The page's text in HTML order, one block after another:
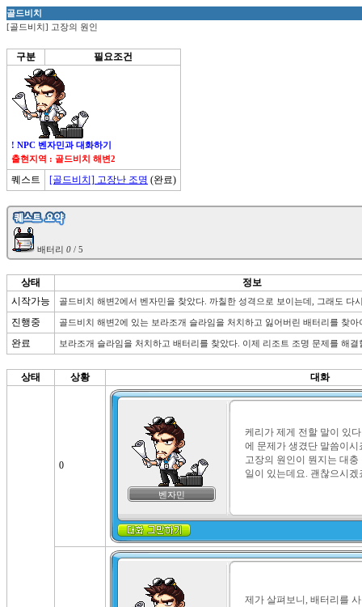
골드비치
[골드비치] 고장의 원인
구분 필요조건
! NPC 벤자민과 대화하기
출현지역 : 골드비치 해변2
퀘스트 [골드비치] 고장난 조명 (완료)
배터리 0
상태
정보
시작가능
골드비치 해변2에서 벤자민을 찾았다. 까칠한 성격으로 보이는데, 그래도 다
진행중 골드비치 해변2에 있는 보라조개 슬라임을 처치하고 잃어버린 배터리를 찾아
완료 보라조개 슬라임을 처치하고 배터리를 찾았다. 이제 리조트 조명 문제를 해결
상태 상황 대화
0
벤자민
케리가 제게 전할 말이 있
에 문제가 생겼단 말씀이
고장의 원인이 뭔지는 대
일이 있는데요. 괜찮으시겠
제가 살펴보니, 배터리를